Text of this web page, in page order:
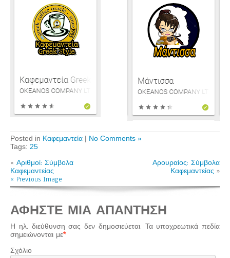
Posted in Καφεμαντεία | No Comments »
Tags: 25
« Αριθμοί: Σύμβολα
Καφεμαντείας
Αρουραίος: Σύμβολα
Καφεμαντείας »
« Previous Image
ΑΦΉΣΤΕ ΜΙΑ ΑΠΆΝΤΗΣΗ
Η ηλ. διεύθυνση σας δεν δημοσιεύεται. Τα υποχρεωτικά πεδία
σημειώνονται με*
Σχόλιο